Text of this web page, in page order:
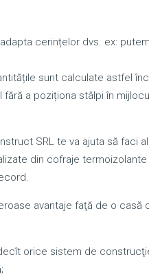
cerințelor dvs. ex:
sunt calculate astfel
a poziționa stâlpi în
SRL te va ajuta să
din cofraje
avantaje faţă de o
orice sistem de